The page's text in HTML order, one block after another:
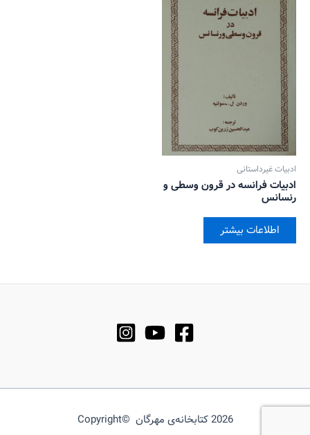
ادبیات غیرداستانی
ادبیات فرانسه در قرون وسطی و
رنسانس
اطلاعات بیشتر
2026 کتابخانه‌ی مهرگان ©Copyright